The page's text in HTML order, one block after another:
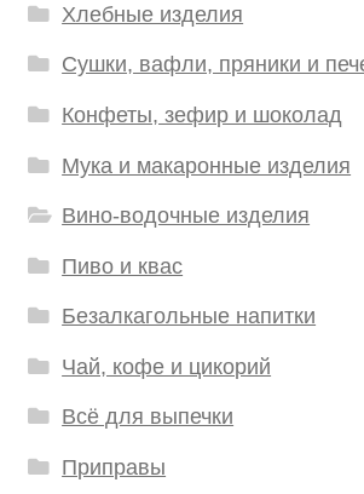
Хлебные изделия
Сушки, вафли, пряники и
Конфеты, зефир и шоколад
Мука и макаронные изделия
Вино-водочные изделия
Пиво и квас
Безалкагольные напитки
Чай, кофе и цикорий
Всё для выпечки
Приправы